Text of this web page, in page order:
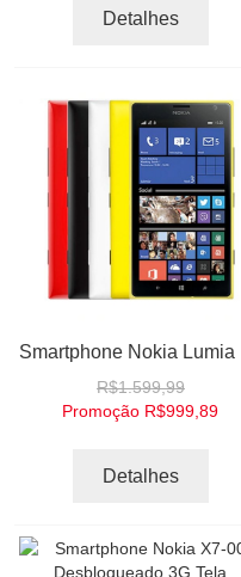
Detalhes
R$1.599,99
Promoção R$999,89
Detalhes